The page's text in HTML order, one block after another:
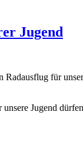
Jugend
Radausflug für
Jugend